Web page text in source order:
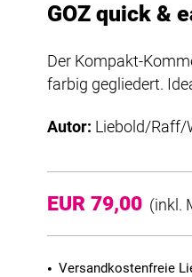
GOZ quick &
Der Kompakt-
farbig gegliedert.
Autor: Liebold/Raff/
EUR 79,00 (inkl.
Versandkostenfreie